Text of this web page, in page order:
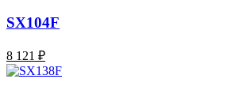
SX104F
8 121 ₽